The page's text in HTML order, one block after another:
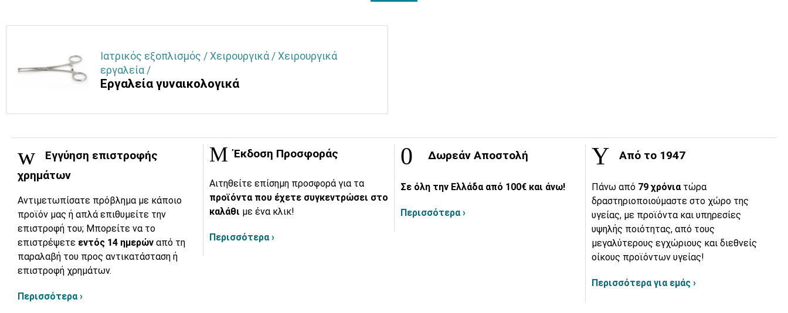
Ιατρικός εξοπλισμός / Χειρουργικά / Χειρουργικά
εργαλεία /
Εργαλεία γυναικολογικά
Εγγύηση επιστροφής
χρημάτων
Αντιμετωπίσατε πρόβλημα με κάποιο
προϊόν μας ή απλά επιθυμείτε την
επιστροφή του; Μπορείτε να το
επιστρέψετε εντός 14 ημερών από τη
παραλαβή του προς αντικατάσταση ή
επιστροφή χρημάτων.
Περισσότερα ›
Έκδοση Προσφοράς
Αιτηθείτε επίσημη προσφορά για τα
προϊόντα που έχετε συγκεντρώσει στο
καλάθι με ένα κλικ!
Περισσότερα ›
Δωρεάν Αποστολή
Σε όλη την Ελλάδα από 100€ και άνω!
Περισσότερα ›
Από το 1947
Πάνω από 79 χρόνια τώρα
δραστηριοποιούμαστε στο χώρο της
υγείας, με προϊόντα και υπηρεσίες
υψηλής ποιότητας, από τους
μεγαλύτερους εγχώριους και διεθνείς
οίκους προϊόντων υγείας!
Περισσότερα για εμάς ›